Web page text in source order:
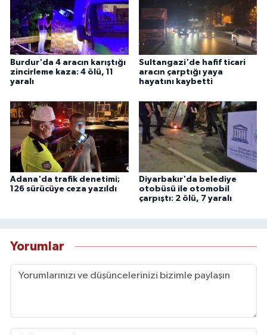
Burdur'da 4 aracın karıştığı
zincirleme kaza: 4 ölü, 11
yaralı
Sultangazi'de hafif ticari
aracın çarptığı yaya
hayatını kaybetti
Adana'da trafik denetimi;
126 sürücüye ceza yazıldı
Diyarbakır'da belediye
otobüsü ile otomobil
çarpıştı: 2 ölü, 7 yaralı
Yorumlar